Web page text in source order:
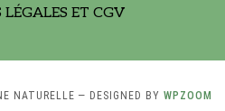
ET CGV
NATURELLE — DESIGNED BY WPZOOM